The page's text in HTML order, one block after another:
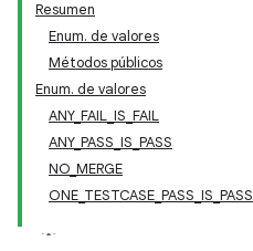
Resumen
Enum. de valores
Métodos públicos
Enum. de valores
ANY_FAIL_IS_FAIL
ANY_PASS_IS_PASS
NO_MERGE
ONE_TESTCASE_PASS_IS_PASS